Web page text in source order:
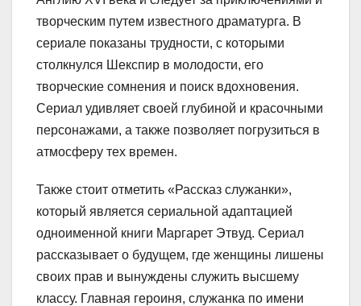
творческим путем известного драматурга. В
сериале показаны трудности, с которыми
столкнулся Шекспир в молодости, его
творческие сомнения и поиск вдохновения.
Сериал удивляет своей глубиной и красочными
персонажами, а также позволяет погрузиться в
атмосферу тех времен.
Также стоит отметить «Рассказ служанки»,
который является сериальной адаптацией
одноименной книги Маргарет Этвуд. Сериал
рассказывает о будущем, где женщины лишены
своих прав и вынуждены служить высшему
классу. Главная героиня, служанка по имени